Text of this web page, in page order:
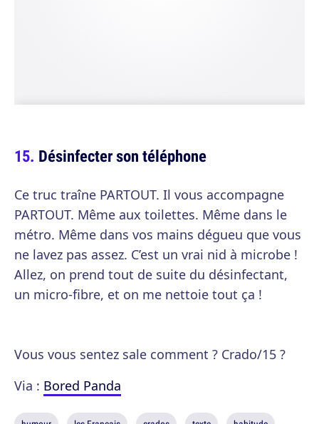
Désinfecter son téléphone
Ce truc traîne PARTOUT. Il vous accompagne
PARTOUT. Même aux toilettes. Même dans le
métro. Même dans vos mains dégueu que vous
ne lavez pas assez. C’est un vrai nid à microbe !
Allez, on prend tout de suite du désinfectant,
un micro-fibre, et on me nettoie tout ça !
Vous vous sentez sale comment ? Crado/15 ?
Via : Bored Panda